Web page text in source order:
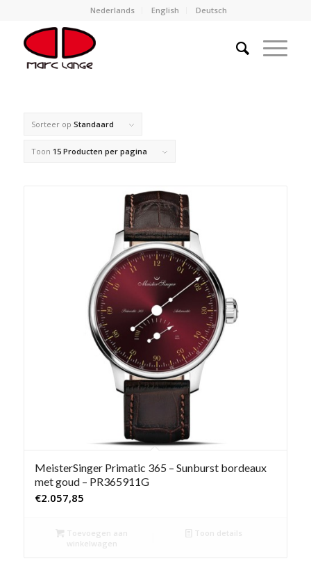
Nederlands English Deutsch
Sorteer op Standaard
Toon 15 Producten per pagina
MeisterSinger Primatic 365 – Sunburst bordeaux
met goud – PR365911G
€2.057,85
Toevoegen aan
winkelwagen
Toon details